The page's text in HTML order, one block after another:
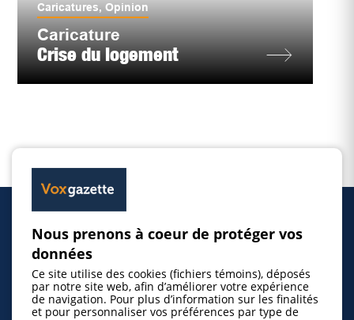
Caricatures,Opinion
Caricature
Crise du logement
Inscrire un événement
Nous prenons à coeur de protéger vos
données
Ce site utilise des cookies (fichiers témoins), déposés
par notre site web, afin d’améliorer votre expérience
de navigation. Pour plus d’information sur les finalités
et pour personnaliser vos préférences par type de